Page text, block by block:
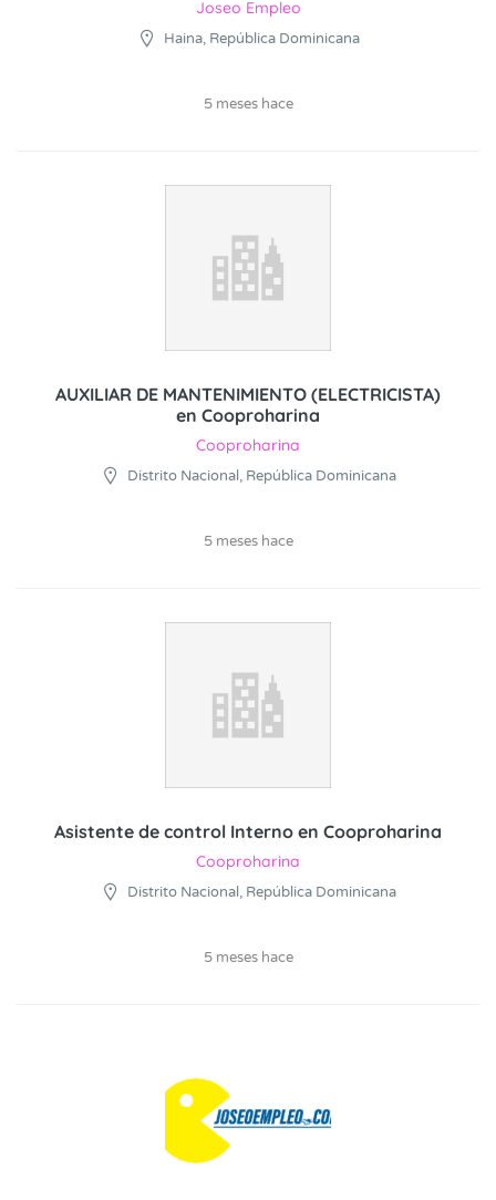
Joseo Empleo
Haina, República Dominicana
5 meses hace
AUXILIAR DE MANTENIMIENTO (ELECTRICISTA)
en Cooproharina
Cooproharina
Distrito Nacional, República Dominicana
5 meses hace
Asistente de control Interno en Cooproharina
Cooproharina
Distrito Nacional, República Dominicana
5 meses hace